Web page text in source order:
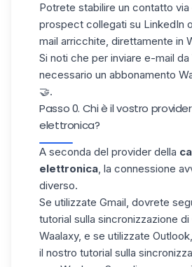
Potrete stabilire un contatto
prospect collegati su LinkedIn
mail arricchite, direttamente in
Si noti che per inviare e-mail da
necessario un abbonamento
🤝.
Passo 0. Chi è il vostro
elettronica?
A seconda del provider della
elettronica, la connessione
diverso.
Se utilizzate Gmail, dovrete
tutorial sulla sincronizzazione di
Waalaxy, e se utilizzate
il nostro tutorial sulla